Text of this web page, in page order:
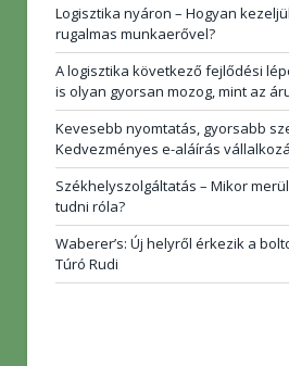
Logisztika nyáron – Hogyan
rugalmas munkaerővel?
A logisztika következő fejlődési
is olyan gyorsan mozog, mint az
Kevesebb nyomtatás, gyorsabb
Kedvezményes e-aláírás
Székhelyszolgáltatás – Mikor
tudni róla?
Waberer’s: Új helyről érkezik a
Túró Rudi